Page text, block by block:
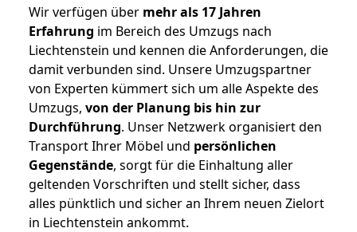
Wir verfügen über mehr als 17 Jahren
Erfahrung im Bereich des Umzugs nach
Liechtenstein und kennen die Anforderungen, die
damit verbunden sind. Unsere Umzugspartner
von Experten kümmert sich um alle Aspekte des
Umzugs, von der Planung bis hin zur
Durchführung. Unser Netzwerk organisiert den
Transport Ihrer Möbel und persönlichen
Gegenstände, sorgt für die Einhaltung aller
geltenden Vorschriften und stellt sicher, dass
alles pünktlich und sicher an Ihrem neuen Zielort
in Liechtenstein ankommt.